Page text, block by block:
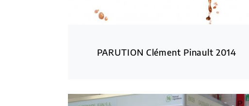
PARUTION Clément Pinault 2014